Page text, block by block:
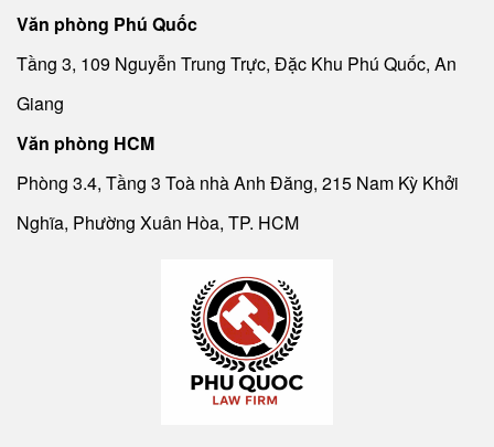
Văn phòng Phú Quốc
Tầng 3, 109 Nguyễn Trung Trực, Đặc Khu Phú Quốc, An
Giang
Văn phòng HCM
Phòng 3.4, Tầng 3 Toà nhà Anh Đăng, 215 Nam Kỳ Khởi
Nghĩa, Phường Xuân Hòa, TP. HCM